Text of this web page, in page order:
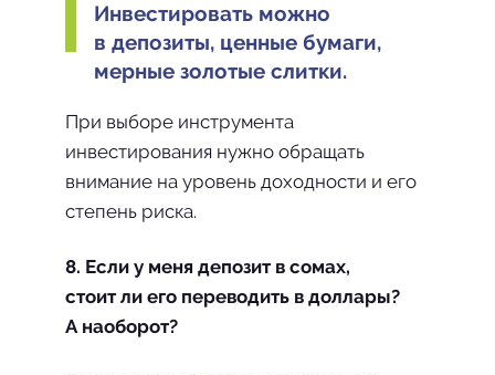
Инвестировать можно
в депозиты, ценные бумаги,
мерные золотые слитки.
При выборе инструмента
инвестирования нужно обращать
внимание на уровень доходности и его
степень риска.
8. Если у меня депозит в сомах,
стоит ли его переводить в доллары?
А наоборот?